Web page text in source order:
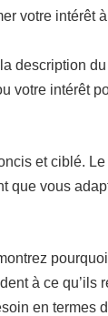
votre
description
votre intérêt
et ciblé.
que vous
à ce qu’ils
en termes